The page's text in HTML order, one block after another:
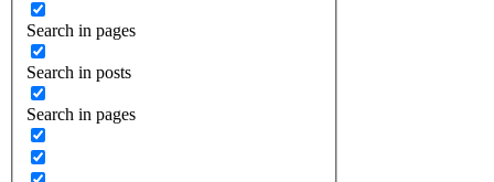
Search in pages
Search in posts
Search in pages